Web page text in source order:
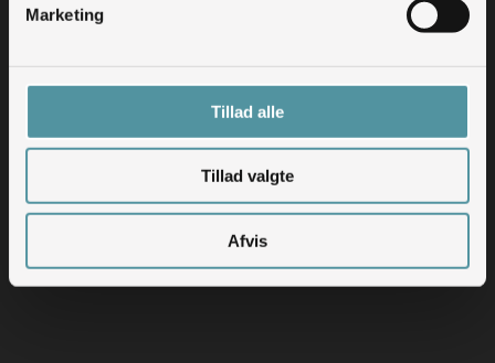
Marketing
Tillad alle
Tillad valgte
Afvis